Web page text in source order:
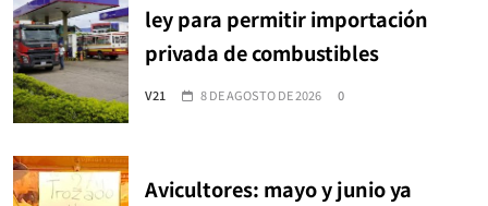
ley para permitir importación
privada de combustibles
V21 8 DE AGOSTO DE 2026 0
Avicultores: mayo y junio ya